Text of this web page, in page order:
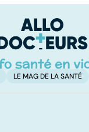
LE MAG DE LA SANTÉ